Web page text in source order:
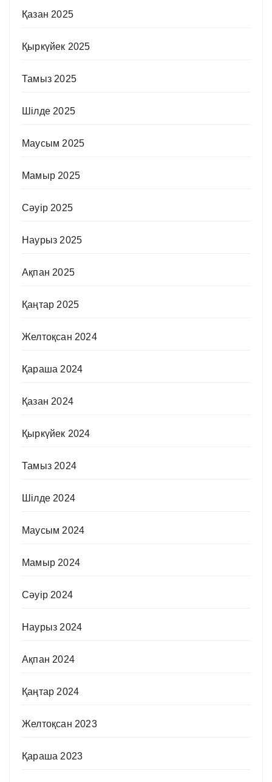
Қазан 2025
Қыркүйек 2025
Тамыз 2025
Шілде 2025
Маусым 2025
Мамыр 2025
Сәуір 2025
Наурыз 2025
Ақпан 2025
Қаңтар 2025
Желтоқсан 2024
Қараша 2024
Қазан 2024
Қыркүйек 2024
Тамыз 2024
Шілде 2024
Маусым 2024
Мамыр 2024
Сәуір 2024
Наурыз 2024
Ақпан 2024
Қаңтар 2024
Желтоқсан 2023
Қараша 2023